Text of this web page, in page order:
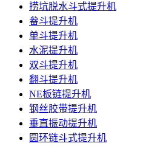
捞坑脱水斗式提升机
畚斗提升机
单斗提升机
水泥提升机
双斗提升机
翻斗提升机
NE板链提升机
钢丝胶带提升机
垂直振动提升机
圆环链斗式提升机